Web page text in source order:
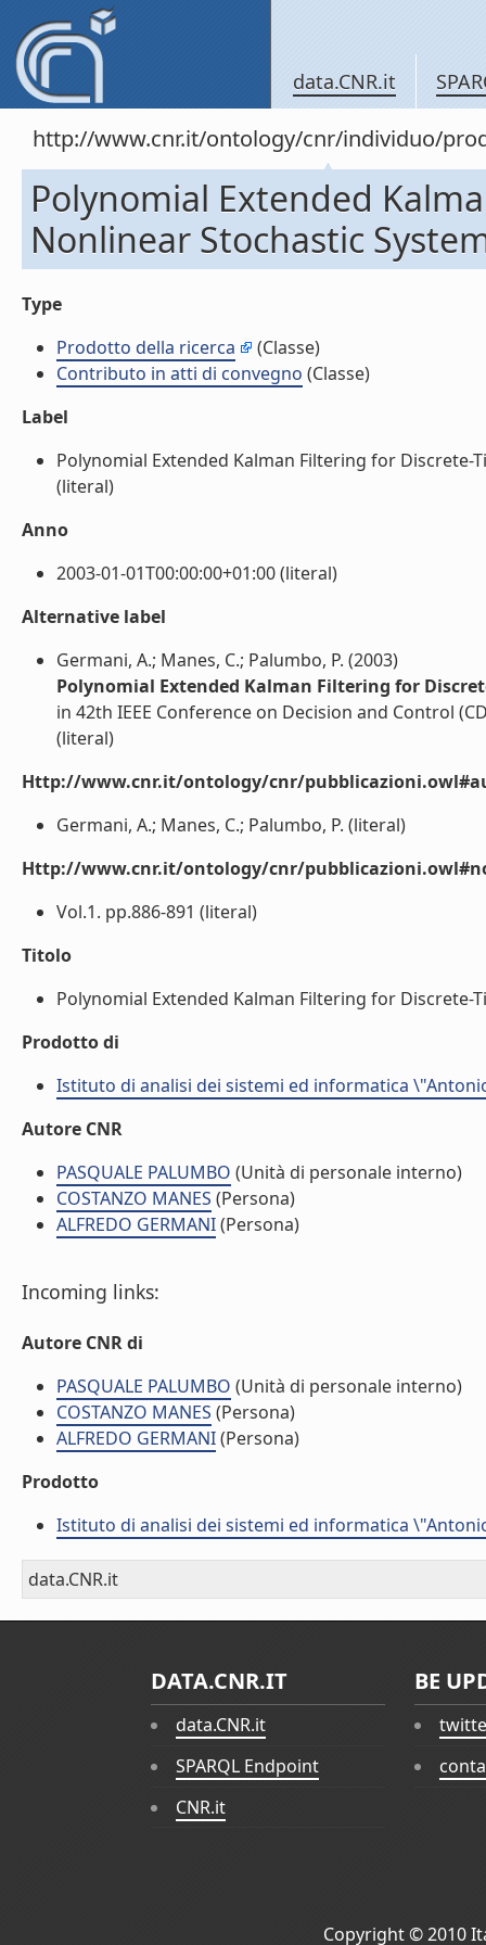
data.CNR.it
http://www.cnr.it/ontology/cnr/individuo/
Polynomial Extended
Nonlinear Stochastic
Type
Prodotto della ricerca
(Classe)
Contributo in atti di convegno (Classe)
Label
Polynomial Extended Kalman Filtering for
(literal)
Anno
2003-01-01T00:00:00+01:00 (literal)
Alternative label
Germani, A.; Manes, C.; Palumbo, P. (2003)
Polynomial Extended Kalman Filtering for
in 42th IEEE Conference on Decision and Control
(literal)
Http://www.cnr.it/ontology/cnr/
Germani, A.; Manes, C.; Palumbo, P. (literal)
Http://www.cnr.it/ontology/cnr/
Vol.1. pp.886-891 (literal)
Titolo
Polynomial Extended Kalman Filtering for Discrete-
Prodotto di
Istituto di analisi dei sistemi ed informatica
Autore CNR
PASQUALE PALUMBO (Unità di personale interno)
COSTANZO MANES (Persona)
ALFREDO GERMANI(Persona)
Incoming links:
Autore CNR di
PASQUALE PALUMBO (Unità di personale interno)
COSTANZO MANES (Persona)
ALFREDO GERMANI(Persona)
Prodotto
Istituto di analisi dei sistemi ed informatica
data.CNR.it
DATA.CNR.IT
data.CNR.it
SPARQL Endpoint
CNR.it
BE
Copyright © 2010